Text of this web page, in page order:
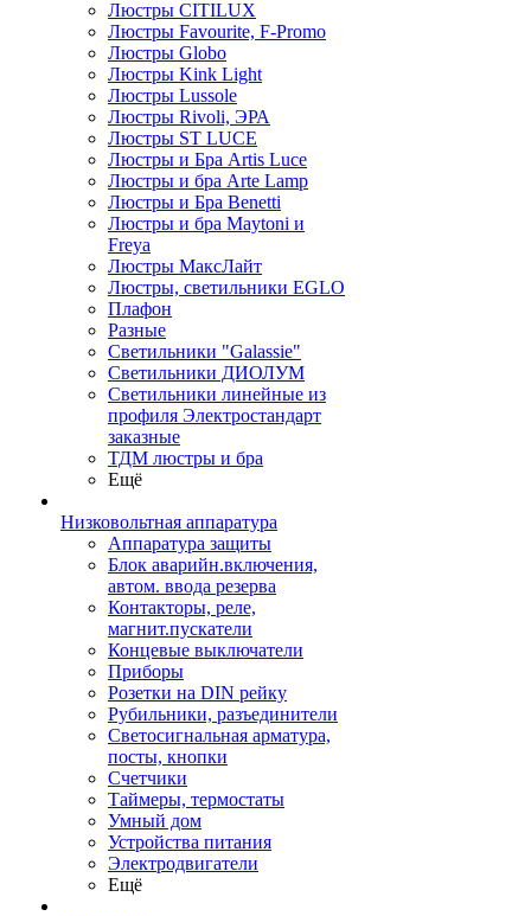
Люстры CITILUX
Люстры Favourite, F-Promo
Люстры Globo
Люстры Kink Light
Люстры Lussole
Люстры Rivoli, ЭРА
Люстры ST LUCE
Люстры и Бра Artis Luce
Люстры и бра Arte Lamp
Люстры и Бра Benetti
Люстры и бра Maytoni и
Freya
Люстры МаксЛайт
Люстры, светильники EGLO
Плафон
Разные
Светильники "Galassie"
Светильники ДИОЛУМ
Светильники линейные из
профиля Электростандарт
заказные
ТДМ люстры и бра
Ещё
Низковольтная аппаратура
Аппаратура защиты
Блок аварийн.включения,
автом. ввода резерва
Контакторы, реле,
магнит.пускатели
Концевые выключатели
Приборы
Розетки на DIN рейку
Рубильники, разъединители
Светосигнальная арматура,
посты, кнопки
Счетчики
Таймеры, термостаты
Умный дом
Устройства питания
Электродвигатели
Ещё